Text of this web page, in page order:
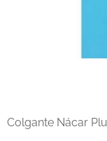
Colgante Nácar